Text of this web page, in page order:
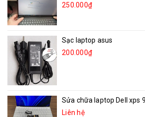
250.000₫
Sạc laptop asus
200.000₫
Sửa chữa laptop Dell xps
Liên hệ